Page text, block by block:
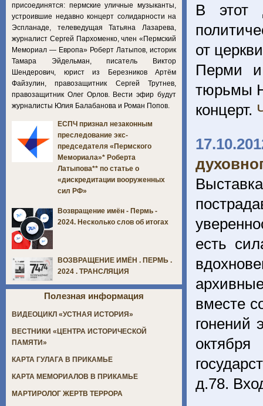
В этот
от
Перми
тюрьмы
концерт.
есть
вместе
гонений
д.78.
присоединятся: пермские уличные музыканты,
устроившие недавно концерт солидарности на
Эспланаде, телеведущая Татьяна Лазарева,
журналист Сергей Пархоменко, член «Пермский
Мемориал — Европа» Роберт Латыпов, историк
Тамара Эйдельман, писатель Виктор
Шендерович, юрист из Березников Артём
Файзулин, правозащитник Сергей Трутнев,
правозащитник Олег Орлов. Вести эфир будут
журналисты Юлия Балабанова и Роман Попов.
ЕСПЧ признал незаконным
преследование экс-
председателя «Пермского
Мемориала»* Роберта
Латыпова** по статье о
«дискредитации вооруженных
сил РФ»
Возвращение имён - Пермь -
2024. Несколько слов об итогах
ВОЗВРАЩЕНИЕ ИМЁН . ПЕРМЬ .
2024 . ТРАНСЛЯЦИЯ
Полезная информация
ВИДЕОЦИКЛ «УСТНАЯ ИСТОРИЯ»
ВЕСТНИКИ «ЦЕНТРА ИСТОРИЧЕСКОЙ
ПАМЯТИ»
КАРТА ГУЛАГА В ПРИКАМЬЕ
КАРТА МЕМОРИАЛОВ В ПРИКАМЬЕ
МАРТИРОЛОГ ЖЕРТВ ТЕРРОРА